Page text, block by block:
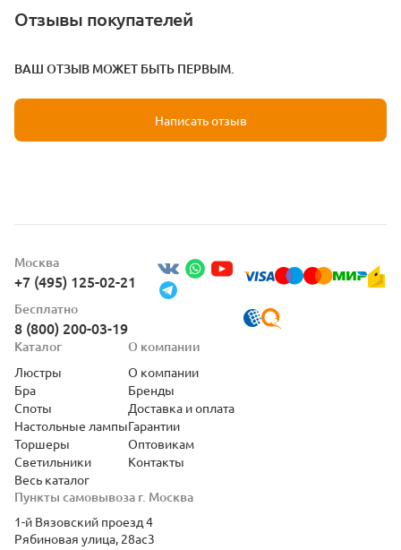
Отзывы покупателей
ВАШ ОТЗЫВ МОЖЕТ БЫТЬ ПЕРВЫМ.
Написать отзыв
Москва
+7 (495) 125-02-21
Бесплатно
8 (800) 200-03-19
Пункты самовывоза г. Москва
1-й Вязовский проезд 4
Рябиновая улица, 28ас3
Каталог
Люстры
Бра
Споты
Настольные лампы
Торшеры
Светильники
Весь каталог
О компании
О компании
Бренды
Доставка и оплата
Гарантии
Оптовикам
Контакты